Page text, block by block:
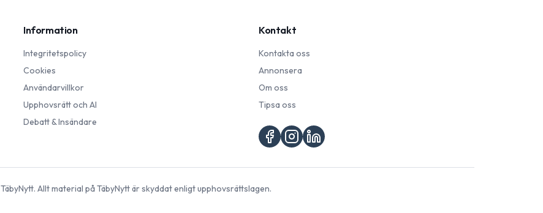
Information
Integritetspolicy
Cookies
Användarvillkor
Upphovsrätt och AI
Debatt & Insändare
Kontakt
Kontakta oss
Annonsera
Om oss
Tipsa oss
TäbyNytt. Allt material påTäbyNyttär skyddat enligt upphovsrättslagen.